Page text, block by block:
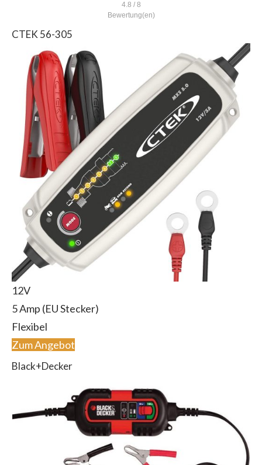
4.8 / 8
Bewertung(en)
CTEK 56-305
12V
5 Amp (EU Stecker)
Flexibel
Zum Angebot
Black+Decker